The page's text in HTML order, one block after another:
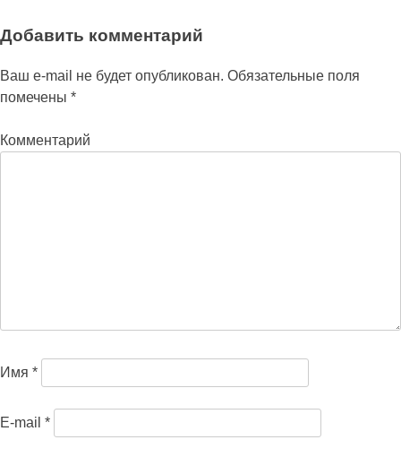
Добавить комментарий
Ваш e-mail не будет опубликован. Обязательные поля
помечены *
Комментарий
Имя *
E-mail *